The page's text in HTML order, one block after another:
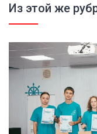
Из этой же